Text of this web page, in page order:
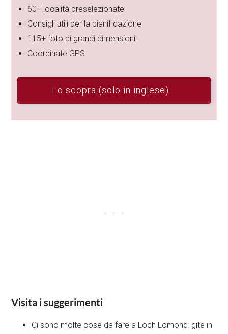
60+ località preselezionate
Consigli utili per la pianificazione
115+ foto di grandi dimensioni
Coordinate GPS
Lo scopra (solo in inglese)
Visita i suggerimenti
Ci sono molte cose da fare a Loch Lomond: gite in